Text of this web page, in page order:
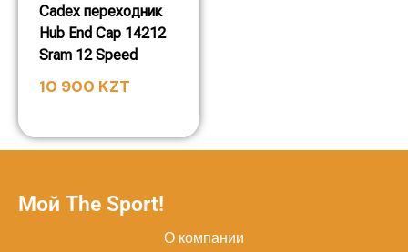
Cadex переходник
Hub End Cap 14212
Sram 12 Speed
10 900 KZT
Мой The Sport!
О компании